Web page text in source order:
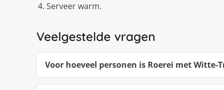
Serveer warm.
Veelgestelde vragen
Voor hoeveel personen is Roerei met Witte-